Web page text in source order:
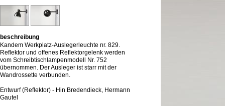
beschreibung
Kandem Werkplatz-Auslegerleuchte nr. 829.
Reflektor und offenes Reflektorgelenk werden
vom Schreibtischlampenmodell Nr. 752
übernommen. Der Ausleger ist starr mit der
Wandrossette verbunden.
Entwurf (Reflektor) - Hin Bredendieck, Hermann
Gautel